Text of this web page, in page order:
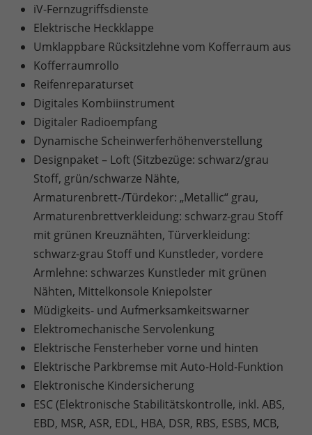
iV-Fernzugriffsdienste
Elektrische Heckklappe
Umklappbare Rücksitzlehne vom Kofferraum aus
Kofferraumrollo
Reifenreparaturset
Digitales Kombiinstrument
Digitaler Radioempfang
Dynamische Scheinwerferhöhenverstellung
Designpaket – Loft (Sitzbezüge: schwarz/grau
Stoff, grün/schwarze Nähte,
Armaturenbrett-/Türdekor: „Metallic“ grau,
Armaturenbrettverkleidung: schwarz-grau Stoff
mit grünen Kreuznähten, Türverkleidung:
schwarz-grau Stoff und Kunstleder, vordere
Armlehne: schwarzes Kunstleder mit grünen
Nähten, Mittelkonsole Kniepolster
Müdigkeits- und Aufmerksamkeitswarner
Elektromechanische Servolenkung
Elektrische Fensterheber vorne und hinten
Elektrische Parkbremse mit Auto-Hold-Funktion
Elektronische Kindersicherung
ESC (Elektronische Stabilitätskontrolle, inkl. ABS,
EBD, MSR, ASR, EDL, HBA, DSR, RBS, ESBS, MCB,